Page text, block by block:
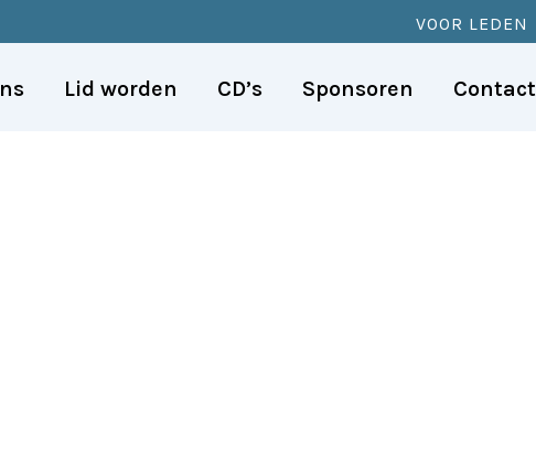
VOOR LEDEN
Lid worden CD’s Sponsoren Contact